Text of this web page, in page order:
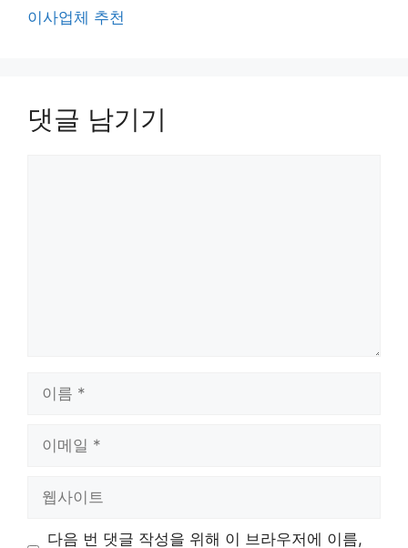
이사업체 추천
댓글 남기기
다음 번 댓글 작성을 위해 이 브라우저에 이름,